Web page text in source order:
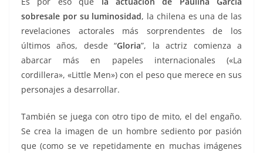
sobresale por su luminosidad, la chilena es una de las
revelaciones actorales más sorprendentes de los
últimos años, desde “Gloria”, la actriz comienza a
abarcar más en papeles internacionales («La
cordillera», «Little Men») con el peso que merece en sus
personajes a desarrollar.
También se juega con otro tipo de mito, el del engaño.
Se crea la imagen de un hombre sediento por pasión
que (como se ve repetidamente en muchas imágenes